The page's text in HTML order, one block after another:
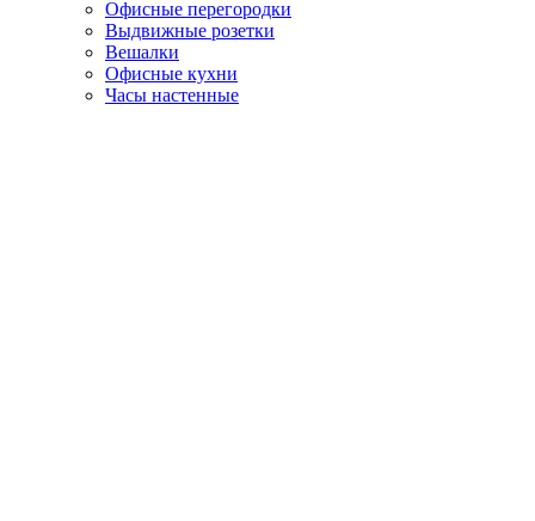
Офисные перегородки
Выдвижные розетки
Вешалки
Офисные кухни
Часы настенные